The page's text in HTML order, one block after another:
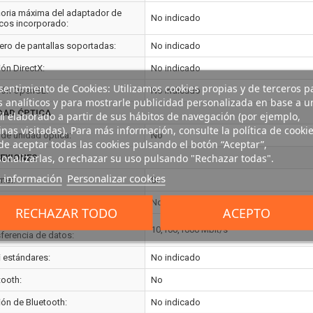
máxima del adaptador de
incorporado:
No indicado
de pantallas soportadas: No indicado
DirectX: No indicado
OpenGL: No indicado
ÓPTICA
unidad óptica: No
Si
No
de datos:
10,100,1000 Mbit/s
estándares: No indicado
No
de Bluetooth: No indicado
de Cookies: Utilizamos cookies propias y de terceros
analíticos y para mostrarle publicidad personalizada en base a
elaborado a partir de sus hábitos de navegación (por ejemplo,
visitadas). Para más información, consulte la política de
aceptar todas las cookies pulsando el botón “Aceptar”,
o rechazar su uso pulsando "Rechazar todas".
información Personalizar cookies
RECHAZAR TODO ACEPTO